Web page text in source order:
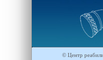
© Центр